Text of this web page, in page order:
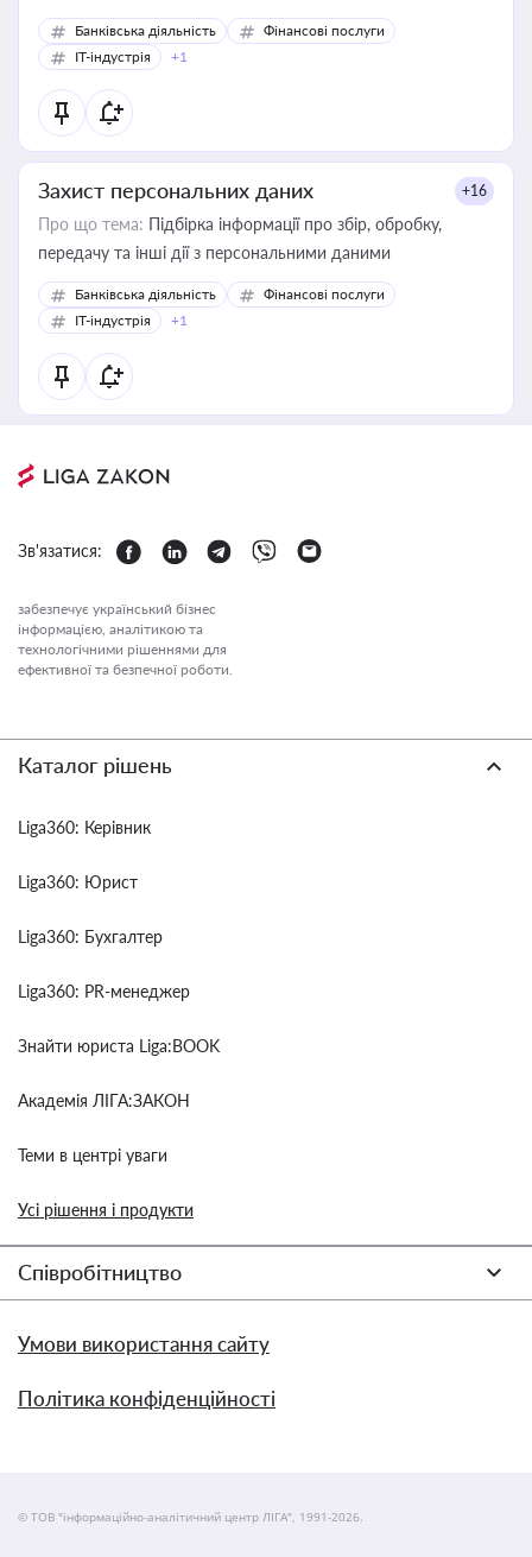
Банківська діяльність
Фінансові послуги
IT-індустрія
+1
Захист персональних даних +16
Про що тема: Підбірка інформації про збір, обробку,
передачу та інші дії з персональними даними
Банківська діяльність
Фінансові послуги
IT-індустрія
+1
Зв'язатися:
забезпечує український бізнес
інформацією, аналітикою та
технологічними рішеннями для
ефективної та безпечної роботи.
Каталог рішень
Liga360: Керівник
Liga360: Юрист
Liga360: Бухгалтер
Liga360: PR-менеджер
Знайти юриста Liga:BOOK
Академія ЛІГА:ЗАКОН
Теми в центрі уваги
Усі рішення і продукти
Співробітництво
Умови використання сайту
Політика конфіденційності
© ТОВ "інформаційно-аналітичний центр ЛІГА", 1991-2026.